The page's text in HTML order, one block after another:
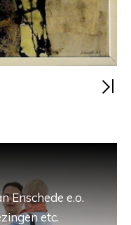
Enschede e.o.
etc.